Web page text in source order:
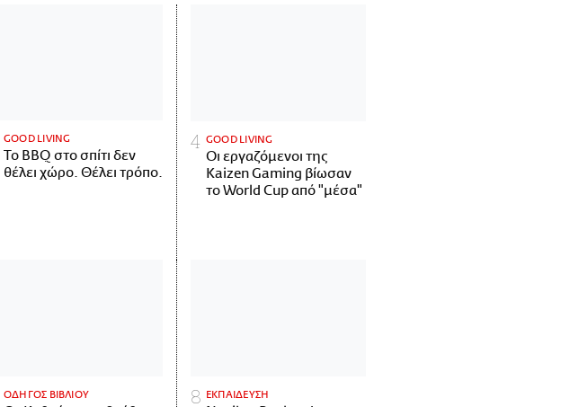
GOOD LIVING
Το BBQ στο σπίτι δεν
θέλει χώρο. Θέλει τρόπο.
GOOD LIVING
Οι εργαζόμενοι της
Kaizen Gaming βίωσαν
το World Cup από "μέσα"
ΟΔΗΓΟΣ ΒΙΒΛΙΟΥ ΕΚΠΑΙΔΕΥΣΗ